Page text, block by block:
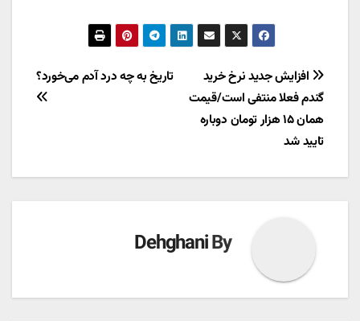
راهبری
نوشته
تاریخ به چه درد آدم می‌خورد؟
افزایش جدید نرخ خرید
گندم فعلا منتفی است/قیمت
همان ۱۵ هزار تومان دوباره
تایید شد
By
Dehghani